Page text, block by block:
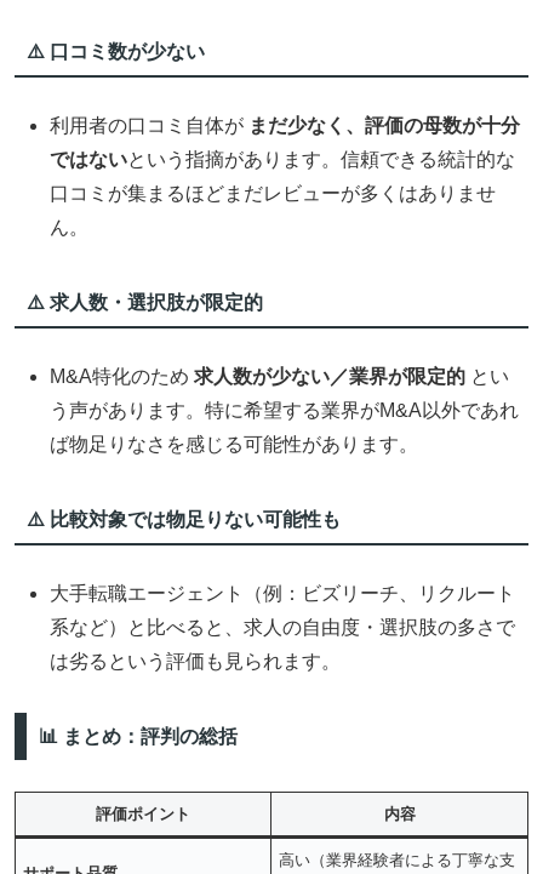
⚠️ 口コミ数が少ない
利用者の口コミ自体が まだ少なく、評価の母数が十分
ではないという指摘があります。信頼できる統計的な
口コミが集まるほどまだレビューが多くはありませ
ん。
⚠️ 求人数・選択肢が限定的
M&A特化のため求人数が少ない／業界が限定的 とい
う声があります。特に希望する業界がM&A以外であれ
ば物足りなさを感じる可能性があります。
⚠️ 比較対象では物足りない可能性も
大手転職エージェント（例：ビズリーチ、リクルート
系など）と比べると、求人の自由度・選択肢の多さで
は劣るという評価も見られます。
📊 まとめ：評判の総括
評価ポイント 内容
高い（業界経験者による丁寧な支